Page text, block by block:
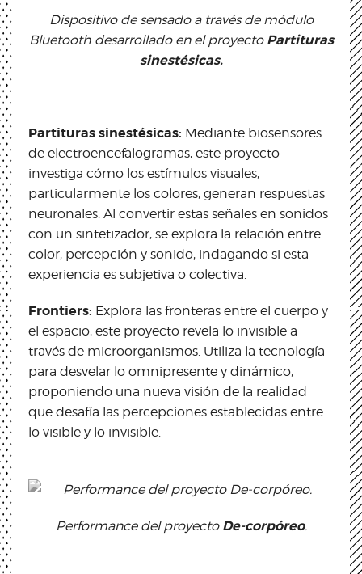
Dispositivo de sensado a través de módulo
Bluetooth desarrollado en el proyecto Partituras
sinestésicas.
Partituras sinestésicas: Mediante biosensores
de electroencefalogramas, este proyecto
investiga cómo los estímulos visuales,
particularmente los colores, generan respuestas
neuronales. Al convertir estas señales en sonidos
con un sintetizador, se explora la relación entre
color, percepción y sonido, indagando si esta
experiencia es subjetiva o colectiva.
Frontiers: Explora las fronteras entre el cuerpo y
el espacio, este proyecto revela lo invisible a
través de microorganismos. Utiliza la tecnología
para desvelar lo omnipresente y dinámico,
proponiendo una nueva visión de la realidad
que desafía las percepciones establecidas entre
lo visible y lo invisible.
Performance del proyecto De-corpóreo.